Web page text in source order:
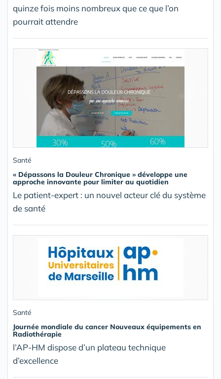
quinze fois moins nombreux que ce que l’on
pourrait attendre
Santé
« Dépassons la Douleur Chronique » développe une
approche innovante pour limiter au quotidien
Le patient-expert : un nouvel acteur clé du système
de santé
Santé
Journée mondiale du cancer Nouveaux équipements en
Radiothérapie
l’AP-HM dispose d’un plateau technique
d’excellence